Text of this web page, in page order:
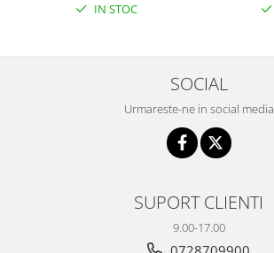
IN STOC
SOCIAL
Urmareste-ne in social media
SUPORT CLIENTI
9.00-17.00